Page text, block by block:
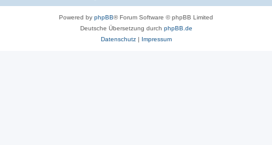
Powered by phpBB® Forum Software © phpBB Limited
Deutsche Übersetzung durch phpBB.de
Datenschutz| Impressum